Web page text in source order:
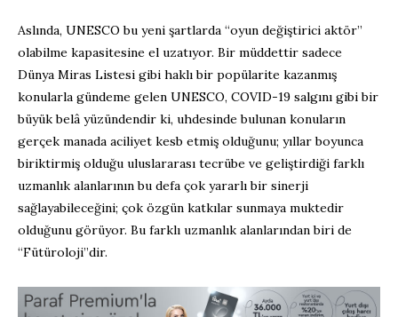
Aslında, UNESCO bu yeni şartlarda “oyun değiştirici aktör”
olabilme kapasitesine el uzatıyor. Bir müddettir sadece
Dünya Miras Listesi gibi haklı bir popülarite kazanmış
konularla gündeme gelen UNESCO, COVID-19 salgını gibi bir
büyük belâ yüzündendir ki, uhdesinde bulunan konuların
gerçek manada aciliyet kesb etmiş olduğunu; yıllar boyunca
biriktirmiş olduğu uluslararası tecrübe ve geliştirdiği farklı
uzmanlık alanlarının bu defa çok yararlı bir sinerji
sağlayabileceğini; çok özgün katkılar sunmaya muktedir
olduğunu görüyor. Bu farklı uzmanlık alanlarından biri de
“Fütüroloji”dir.